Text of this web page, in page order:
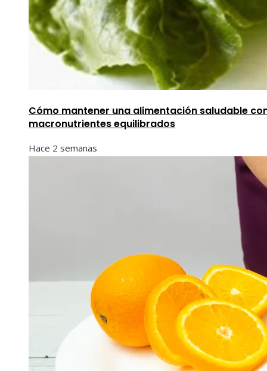
Cómo mantener una alimentación saludable
macronutrientes equilibrados
Hace 2 semanas